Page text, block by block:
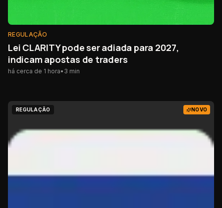
REGULAÇÃO
Lei CLARITY pode ser adiada para 2027,
indicam apostas de traders
há cerca de 1 hora• 3 min
REGULAÇÃO NOVO